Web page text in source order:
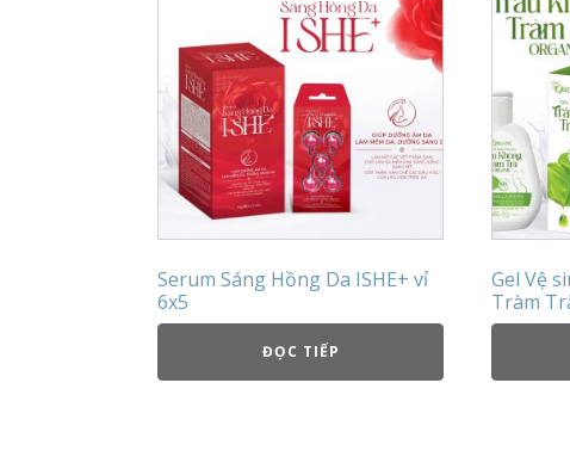
Serum Sáng Hồng Da ISHE+ vỉ
6x5
ĐỌC TIẾP
Gel Vệ
Tràm